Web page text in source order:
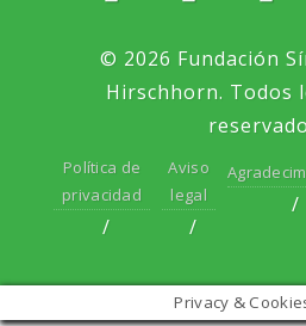
© 2026 Fundación
Hirschhorn. Todos
Política de
privacidad
Aviso
legal
Privacy &